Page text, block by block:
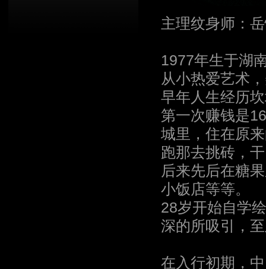
主理纹身师：
1977年生于湖
从小热爱艺术
早年人生经历
第一次赚钱是
城里，住在原
跑那去挑砖，
后来先后在糖
小饭店等等。
28岁开始自学
深的所吸引，
在入行初期，